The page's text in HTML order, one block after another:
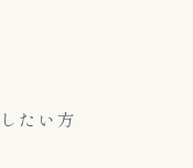
たい方